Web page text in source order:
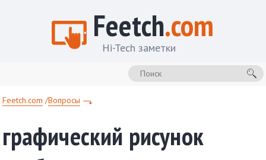
Feetch.com
Hi-Tech заметки
Feetch.com Вопросы
графический рисунок